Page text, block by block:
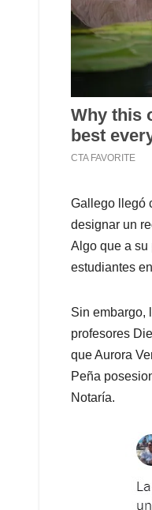
Gallego llegó
designar un
Algo que a su
estudiantes
Sin embargo,
profesores
que Aurora
Peña
Notaría.